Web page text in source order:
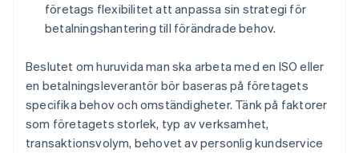
företags flexibilitet att anpassa sin strategi för
betalningshantering till förändrade behov.
Beslutet om huruvida man ska arbeta med en ISO eller
en betalningsleverantör bör baseras på företagets
specifika behov och omständigheter. Tänk på faktorer
som företagets storlek, typ av verksamhet,
transaktionsvolym, behovet av personlig kundservice